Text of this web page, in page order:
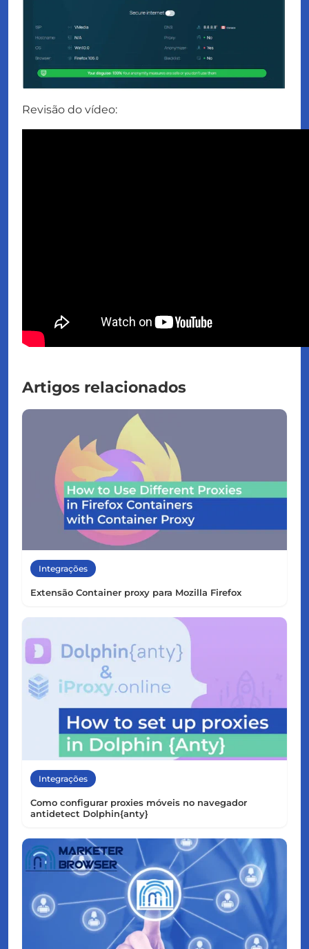
Revisão do vídeo:
Artigos relacionados
Integrações
Extensão Container proxy para Mozilla Firefox
Integrações
Como configurar proxies móveis no navegador
antidetect Dolphin{anty}